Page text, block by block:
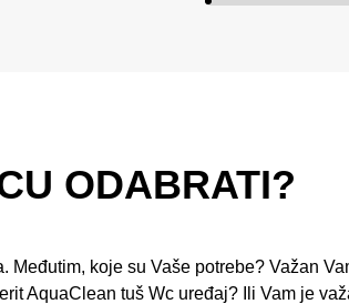
ODABRATI?
koje su Vaše potrebe? Važan
AquaClean tuš Wc uređaj? Ili Vam je